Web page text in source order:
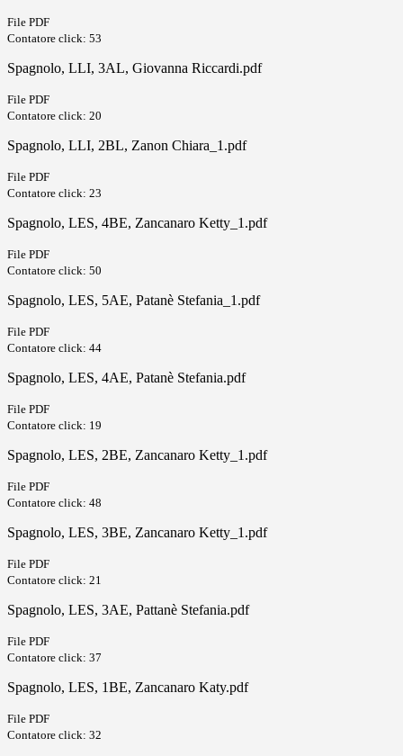
File PDF
Contatore click: 53
Spagnolo, LLI, 3AL, Giovanna Riccardi.pdf
File PDF
Contatore click: 20
Spagnolo, LLI, 2BL, Zanon Chiara_1.pdf
File PDF
Contatore click: 23
Spagnolo, LES, 4BE, Zancanaro Ketty_1.pdf
File PDF
Contatore click: 50
Spagnolo, LES, 5AE, Patanè Stefania_1.pdf
File PDF
Contatore click: 44
Spagnolo, LES, 4AE, Patanè Stefania.pdf
File PDF
Contatore click: 19
Spagnolo, LES, 2BE, Zancanaro Ketty_1.pdf
File PDF
Contatore click: 48
Spagnolo, LES, 3BE, Zancanaro Ketty_1.pdf
File PDF
Contatore click: 21
Spagnolo, LES, 3AE, Pattanè Stefania.pdf
File PDF
Contatore click: 37
Spagnolo, LES, 1BE, Zancanaro Katy.pdf
File PDF
Contatore click: 32